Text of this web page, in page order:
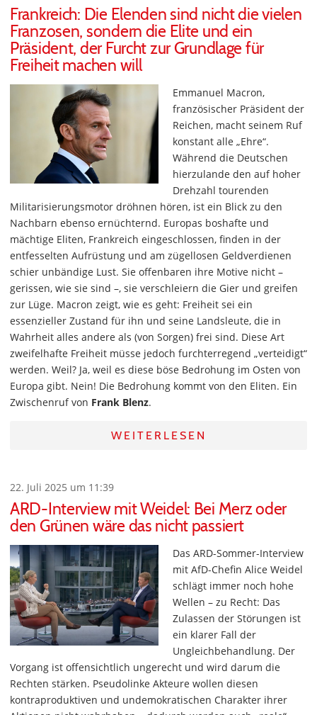
Frankreich: Die Elenden sind nicht die vielen
Franzosen, sondern die Elite und ein
Präsident, der Furcht zur Grundlage für
Freiheit machen will
Emmanuel Macron,
französischer Präsident der
Reichen, macht seinem Ruf
konstant alle „Ehre“.
Während die Deutschen
hierzulande den auf hoher
Drehzahl tourenden
Militarisierungsmotor dröhnen hören, ist ein Blick zu den
Nachbarn ebenso ernüchternd. Europas boshafte und
mächtige Eliten, Frankreich eingeschlossen, finden in der
entfesselten Aufrüstung und am zügellosen Geldverdienen
schier unbändige Lust. Sie offenbaren ihre Motive nicht –
gerissen, wie sie sind –, sie verschleiern die Gier und greifen
zur Lüge. Macron zeigt, wie es geht: Freiheit sei ein
essenzieller Zustand für ihn und seine Landsleute, die in
Wahrheit alles andere als (von Sorgen) frei sind. Diese Art
zweifelhafte Freiheit müsse jedoch furchterregend „verteidigt“
werden. Weil? Ja, weil es diese böse Bedrohung im Osten von
Europa gibt. Nein! Die Bedrohung kommt von den Eliten. Ein
Zwischenruf von Frank Blenz.
WEITERLESEN
22. Juli 2025 um 11:39
ARD-Interview mit Weidel: Bei Merz oder
den Grünen wäre das nicht passiert
Das ARD-Sommer-Interview
mit AfD-Chefin Alice Weidel
schlägt immer noch hohe
Wellen – zu Recht: Das
Zulassen der Störungen ist
ein klarer Fall der
Ungleichbehandlung. Der
Vorgang ist offensichtlich ungerecht und wird darum die
Rechten stärken. Pseudolinke Akteure wollen diesen
kontraproduktiven und undemokratischen Charakter ihrer